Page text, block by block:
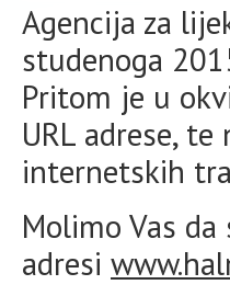
Agencija za
studenoga
Pritom je u
URL adrese,
internetskih
Molimo Vas
adresi